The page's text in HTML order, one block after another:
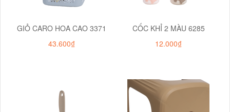
GIỎ CARO HOA CAO 3371
43.600₫
CỐC KHỈ 2 MÀU 6285
12.000₫